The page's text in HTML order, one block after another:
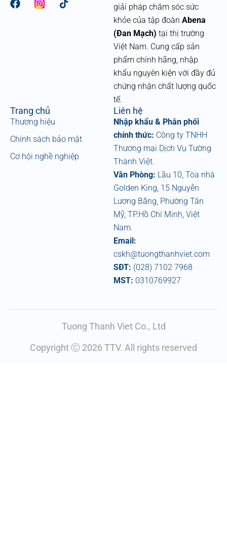
F
giải pháp chăm sóc sức
khỏe của tập đoàn Abena
(Đan Mạch) tại thị trường
Việt Nam. Cung cấp sản
phẩm chính hãng, nhập
khẩu nguyên kiện với đầy đủ
chứng nhận chất lượng quốc
tế.
Trang chủ
Thương hiệu
Chính sách bảo mật
Cơ hội nghề nghiệp
Liên hệ
Nhập khẩu & Phân phối
chính thức: Công ty TNHH
Thương mại Dịch Vụ Tường
Thành Việt.
Văn Phòng: Lầu 10, Tòa nhà
Golden King, 15 Nguyễn
Lương Bằng, Phường Tân
Mỹ, TP.Hồ Chí Minh, Việt
Nam.
Email:
cskh@tuongthanhviet.com
SĐT: (028) 7102 7968
MST: 0310769927
Tuong Thanh Viet Co., Ltd
Copyright Ⓒ 2026 TTV. All rights reserved